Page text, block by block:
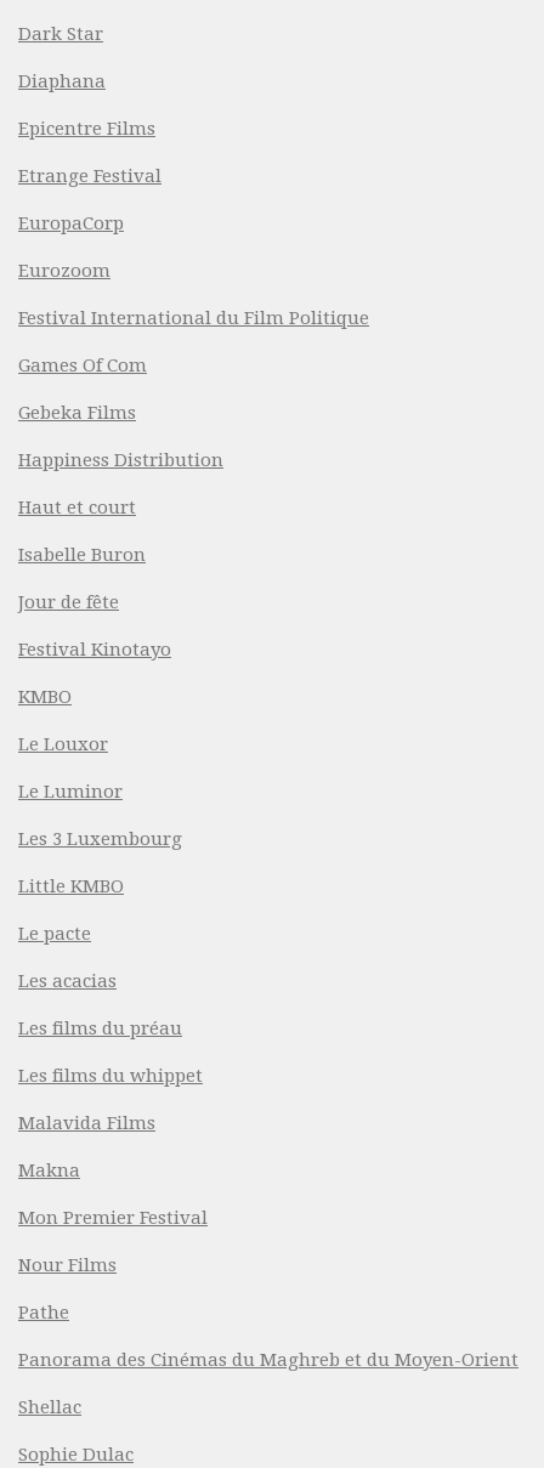
Dark Star
Diaphana
Epicentre Films
Etrange Festival
EuropaCorp
Eurozoom
Festival International du Film Politique
Games Of Com
Gebeka Films
Happiness Distribution
Haut et court
Isabelle Buron
Jour de fête
Festival Kinotayo
KMBO
Le Louxor
Le Luminor
Les 3 Luxembourg
Little KMBO
Le pacte
Les acacias
Les films du préau
Les films du whippet
Malavida Films
Makna
Mon Premier Festival
Nour Films
Pathe
Panorama des Cinémas du Maghreb et du Moyen-Orient
Shellac
Sophie Dulac